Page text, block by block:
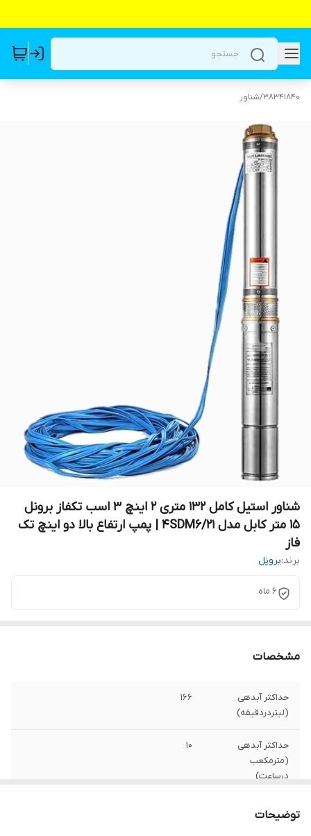
38341840
/شناور
شناور استیل کامل ۱۳۲ متری ۲ اینچ ۳ اسب تکفاز برونل
۱۵ متر کابل مدل 4SDM6/21 | پمپ ارتفاع بالا دو اینچ تک
فاز
برند:برونل
۶ ماه
مشخصات
حداکثر آبدهی
(لیتردردقیقه)
۱۶۶
حداکثر آبدهی
(مترمکعب
درساعت)
۱۰
حداکثر ارتفاع
توضیحات